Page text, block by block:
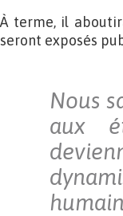
À terme, il
seront exposés
Nous
aux